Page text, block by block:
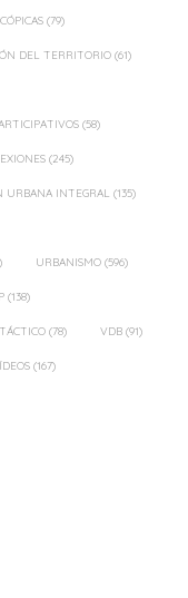
(79)
DEL TERRITORIO (61)
(58)
(245)
URBANA INTEGRAL (135)
URBANISMO (596)
(138)
(78) VDB (91)
(167)